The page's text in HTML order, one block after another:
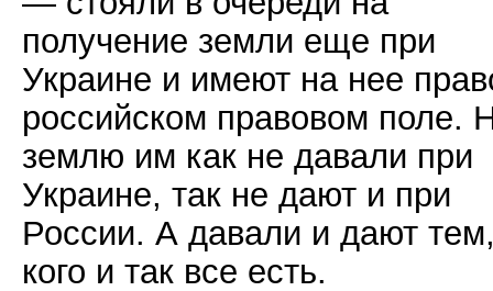
получение земли еще при
Украине и имеют на нее
российском правовом поле.
землю им как не давали при
Украине, так не дают и при
России. А давали и дают
кого и так все есть.